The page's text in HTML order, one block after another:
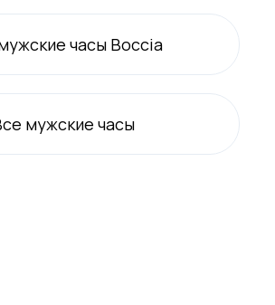
часы Boccia
мужские часы